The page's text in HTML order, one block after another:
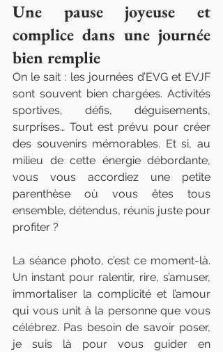
Une pause joyeuse et
complice dans une journée
bien remplie
On le sait : les journées d’EVG et EVJF
sont souvent bien chargées. Activités
sportives, défis, déguisements,
surprises… Tout est prévu pour créer
des souvenirs mémorables. Et si, au
milieu de cette énergie débordante,
vous vous accordiez une petite
parenthèse où vous êtes tous
ensemble, détendus, réunis juste pour
profiter ?
La séance photo, c’est ce moment-là.
Un instant pour ralentir, rire, s’amuser,
immortaliser la complicité et l’amour
qui vous unit à la personne que vous
célébrez. Pas besoin de savoir poser,
je suis là pour vous guider en